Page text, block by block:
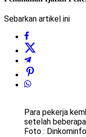
Sebarkan artikel ini
Para pekerja
setelah
Foto :